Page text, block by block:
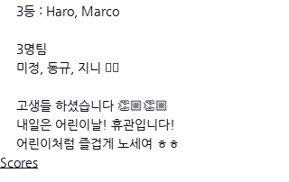
3등 : Haro, Marco
3명팀
미정, 동규, 지니 🧞‍♂️
고생들 하셨습니다 👏🏼👏🏼
내일은 어린이날! 휴관입니다!
어린이처럼 즐겁게 노세여 ㅎㅎ
Scores